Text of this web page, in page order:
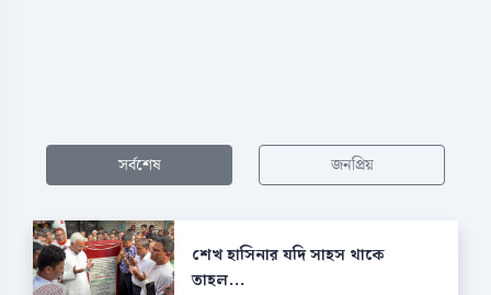
সর্বশেষ জনপ্রিয়
শেখ হাসিনার যদি সাহস থাকে
তাহল...